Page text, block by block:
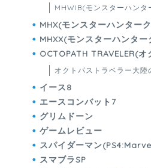
MHWIB(モンスターハンタ
MHX(モンスターハンター
MHXX(モンスターハンタ
OCTOPATH TRAVELER(
オクトパストラベラー大陸
イース8
エースコンバット7
グリムドーン
ゲームレビュー
スパイダーマン
スマブラSP